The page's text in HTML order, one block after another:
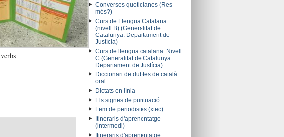
Converses quotidianes (Res
més?)
Curs de Llengua Catalana
(nivell B) (Generalitat de
Catalunya. Departament de
Justícia)
Curs de llengua catalana. Nivell
C (Generalitat de Catalunya.
Departament de Justícia)
Diccionari de dubtes de català
oral
Dictats en línia
Els signes de puntuació
Fem de periodistes (xtec)
Itineraris d'aprenentatge
(intermedi)
Itineraris d'aprenentatge